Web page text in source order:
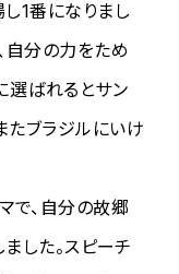
1番になりまし
自分の力をため
選ばれるとサン
たブラジルにいけ
で、自分の故郷
ました。スピーチ